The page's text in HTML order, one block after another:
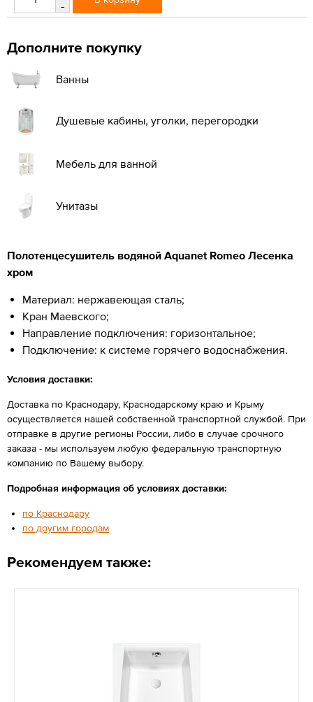
-
Дополните покупку
Ванны
Душевые кабины, уголки, перегородки
Мебель для ванной
Унитазы
Полотенцесушитель водяной Aquanet Romeo Лесенка
хром
Материал: нержавеющая сталь;
Кран Маевского;
Направление подключения: горизонтальное;
Подключение: к системе горячего водоснабжения.
Условия доставки:
Доставка по Краснодару, Краснодарскому краю и Крыму
осуществляется нашей собственной транспортной службой. При
отправке в другие регионы России, либо в случае срочного
заказа - мы используем любую федеральную транспортную
компанию по Вашему выбору.
Подробная информация об условиях доставки:
по Краснодару
по другим городам
Рекомендуем также: